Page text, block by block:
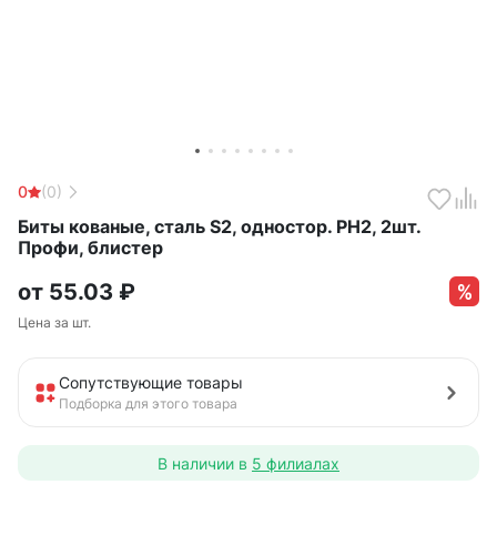
0 (0)
Биты кованые, сталь S2, одностор. РН2, 2шт.
Профи, блистер
от 55.03 ₽
Цена за шт.
Сопутствующие товары
Подборка для этого товара
В наличии в 5 филиалах